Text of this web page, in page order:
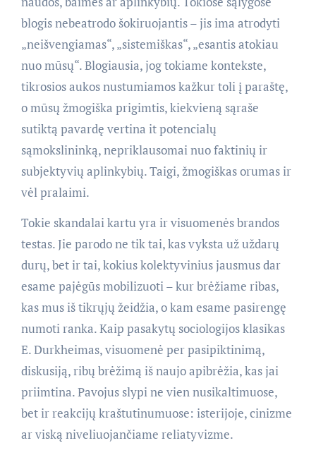
blogis nebeatrodo šokiruojantis – jis ima atrodyti
„neišvengiamas“, „sistemiškas“, „esantis atokiau
nuo mūsų“. Blogiausia, jog tokiame kontekste,
tikrosios aukos nustumiamos kažkur toli į paraštę,
o mūsų žmogiška prigimtis, kiekvieną sąraše
sutiktą pavardę vertina it potencialų
sąmokslininką, nepriklausomai nuo faktinių ir
subjektyvių aplinkybių. Taigi, žmogiškas orumas ir
vėl pralaimi.
Tokie skandalai kartu yra ir visuomenės brandos
testas. Jie parodo ne tik tai, kas vyksta už uždarų
durų, bet ir tai, kokius kolektyvinius jausmus dar
esame pajėgūs mobilizuoti – kur brėžiame ribas,
kas mus iš tikrųjų žeidžia, o kam esame pasirengę
numoti ranka. Kaip pasakytų sociologijos klasikas
E. Durkheimas, visuomenė per pasipiktinimą,
diskusiją, ribų brėžimą iš naujo apibrėžia, kas jai
priimtina. Pavojus slypi ne vien nusikaltimuose,
bet ir reakcijų kraštutinumuose: isterijoje, cinizme
ar viską niveliuojančiame reliatyvizme.